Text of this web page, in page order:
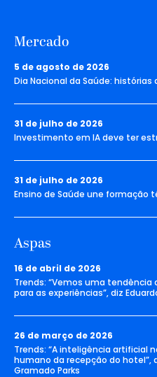
Mercado
5 de agosto de 2026
Dia Nacional da Saúde:
31 de julho de 2026
Investimento em IA deve ter
31 de julho de 2026
Ensino de Saúde une
Aspas
16 de abril de 2026
Trends: “Vemos uma
para as experiências”, diz
26 de março de 2026
Trends: “A inteligência artificial
humano da recepção do hotel”,
Gramado Parks